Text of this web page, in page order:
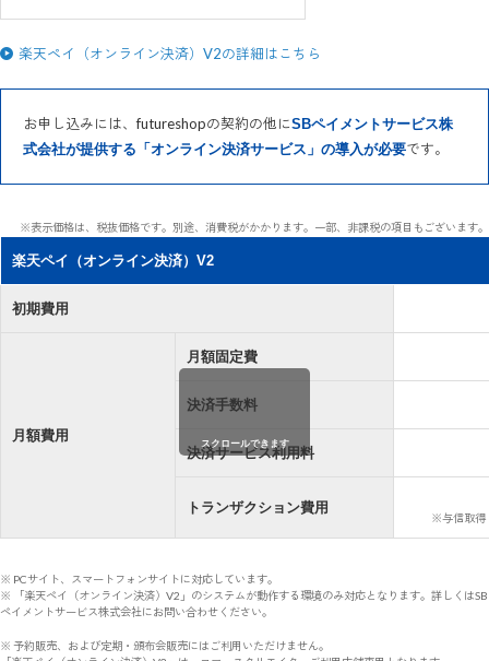
楽天ペイ（オンライン決済）V2の詳細はこちら
お申し込みには、futureshopの契約の他にSBペイメントサービス株
式会社が提供する「オンライン決済サービス」の導入が必要です。
※表示価格は、税抜価格です。別途、消費税がかかります。一部、非課税の項目もございます。
楽天ペイ（オンライン決済）V2
初期費用
月額費用
月額固定費
決済手数料
決済サービス利用料
トランザクション費用
※与信取得
スクロールできます
※ PCサイト、スマートフォンサイトに対応しています。
※ 「楽天ペイ（オンライン決済）V2」のシステムが動作する環境のみ対応となります。詳しくはSB
ペイメントサービス株式会社にお問い合わせください。
※ 予約販売、および定期・頒布会販売にはご利用いただけません。